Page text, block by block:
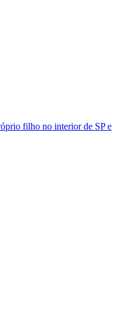
filho no interior de SP e